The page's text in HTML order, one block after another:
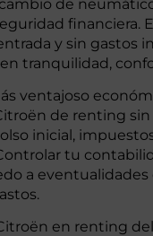
de
financiera.
y sin gastos
tranquilidad,
ventajoso
de renting
inicial,
tu
a eventualidades
en renting